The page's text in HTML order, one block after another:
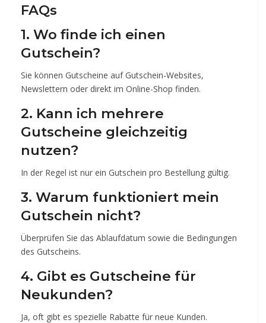
FAQs
1. Wo finde ich einen
Gutschein?
Sie können Gutscheine auf Gutschein-Websites,
Newslettern oder direkt im Online-Shop finden.
2. Kann ich mehrere
Gutscheine gleichzeitig
nutzen?
In der Regel ist nur ein Gutschein pro Bestellung gültig.
3. Warum funktioniert mein
Gutschein nicht?
Überprüfen Sie das Ablaufdatum sowie die Bedingungen
des Gutscheins.
4. Gibt es Gutscheine für
Neukunden?
Ja, oft gibt es spezielle Rabatte für neue Kunden.